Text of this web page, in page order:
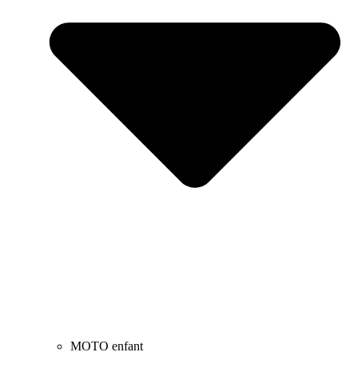
MOTO enfant